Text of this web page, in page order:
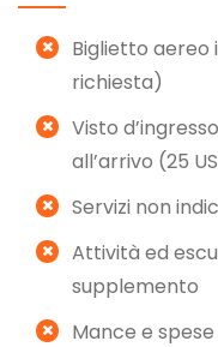
Biglietto aereo
richiesta)
Visto
all’arrivo (25
Servizi non
Attività ed
supplemento
Mance e